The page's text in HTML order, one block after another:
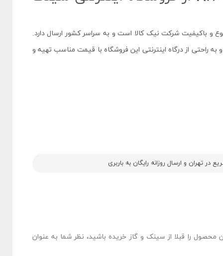
و باکیفیت شرکت نیک کالا است و به سراسر کشور ارسال دارد.
و به راحتی از درگاه اینترنتی این فروشگاه با قیمت مناسب تهیه و
در تهران و ارسال روزانه رایگان به باربری
محصول را قبلا از سینک و گاز خریده باشید، نظر شما به عنوان